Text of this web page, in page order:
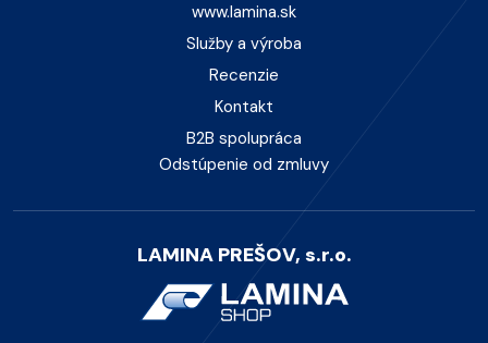
www.lamina.sk
Služby a výroba
Recenzie
Kontakt
B2B spolupráca
Odstúpenie od zmluvy
LAMINA PREŠOV, s.r.o.